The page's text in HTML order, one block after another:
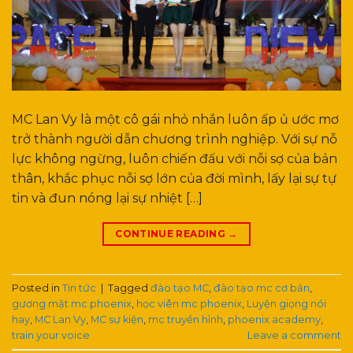
MC Lan Vy là một cô gái nhỏ nhắn luôn ấp ủ ước mơ
trở thành người dẫn chương trình nghiệp. Với sự nỗ
lực không ngừng, luôn chiến đấu với nỗi sợ của bản
thân, khắc phục nỗi sợ lớn của đời mình, lấy lại sự tự
tin và đun nóng lại sự nhiệt […]
CONTINUE READING →
Posted in Tin tức | Tagged đào tạo MC đào tạo mc cơ bản
gương mặt mc phoenix học viên mc phoenix Luyện giọng nói
hay MC Lan Vy MC sự kiện mc truyền hình phoenix academy
train your voice
Leave a comment